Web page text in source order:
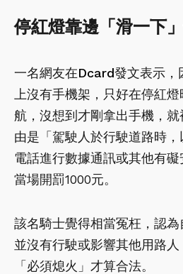
停紅燈靠邊「滑一下
一名網友在Dcard發文表示，
上沒有手機架，只好在停紅
航，沒想到才剛拿出手機，
由是「駕駛人於行駛道路時
電話進行數據通訊或其他有礙
當場開罰1000元。
該名騎士覺得相當冤枉，認為
並沒有行駛或影響其他用路
「必須熄火」才算合法。